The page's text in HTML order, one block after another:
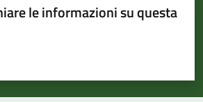
le informazioni su questa
5 stelle su 5
stelle su 5
su 5
5